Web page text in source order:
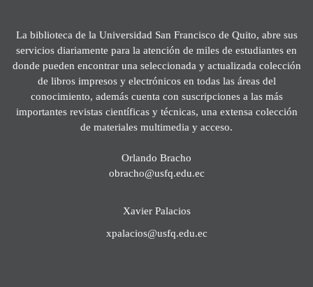
La biblioteca de la Universidad San Francisco de Quito, abre sus
servicios diariamente para la atención de miles de estudiantes en
donde pueden encontrar una seleccionada y actualizada colección
de libros impresos y electrónicos en todas las áreas del
conocimiento, además cuenta con suscripciones a las más
importantes revistas científicas y técnicas, una extensa colección
de materiales multimedia y acceso.
Orlando Bracho
obracho@usfq.edu.ec
Xavier Palacios
xpalacios@usfq.edu.ec